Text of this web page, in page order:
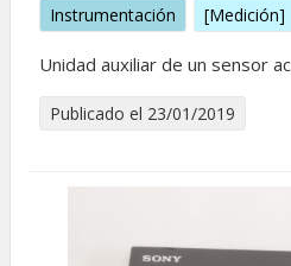
Instrumentación [Medición]
Unidad auxiliar de un sensor
Publicado el 23/01/2019